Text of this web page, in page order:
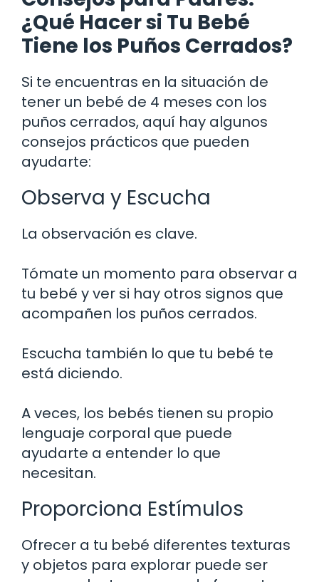
¿Qué Hacer si Tu Bebé
Tiene los Puños Cerrados?
Si te encuentras en la situación de
tener un bebé de 4 meses con los
puños cerrados, aquí hay algunos
consejos prácticos que pueden
ayudarte:
Observa y Escucha
La observación es clave.
Tómate un momento para observar a
tu bebé y ver si hay otros signos que
acompañen los puños cerrados.
Escucha también lo que tu bebé te
está diciendo.
A veces, los bebés tienen su propio
lenguaje corporal que puede
ayudarte a entender lo que
necesitan.
Proporciona Estímulos
Ofrecer a tu bebé diferentes texturas
y objetos para explorar puede ser